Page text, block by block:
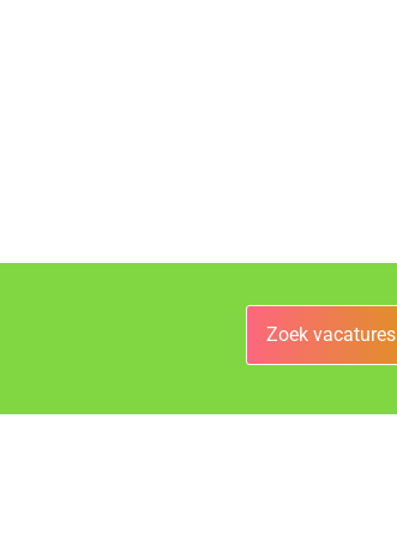
Zoek vacatures